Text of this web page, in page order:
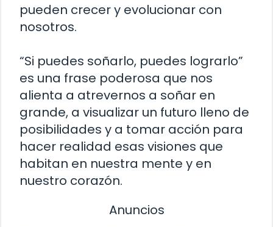
pueden crecer y evolucionar con
nosotros.
“Si puedes soñarlo, puedes lograrlo”
es una frase poderosa que nos
alienta a atrevernos a soñar en
grande, a visualizar un futuro lleno de
posibilidades y a tomar acción para
hacer realidad esas visiones que
habitan en nuestra mente y en
nuestro corazón.
Anuncios